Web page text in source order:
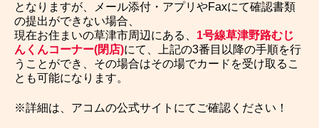
となりますが、メール添付・アプリやFaxにて確認書類
の提出ができない場合、
現在お住まいの草津市周辺にある、 1号線草津野路むじ
んくんコーナー(閉店)にて、上記の3番目以降の手順を行
うことができ、その場合はその場でカードを受け取るこ
とも可能になります。
※詳細は、アコムの公式サイトにてご確認ください！